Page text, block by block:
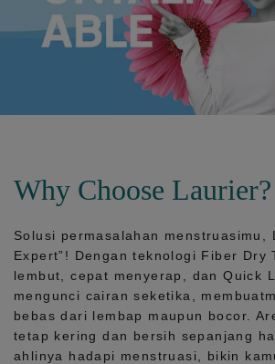
Why Choose Laurier?
Solusi permasalahan menstruasimu,
Expert”! Dengan teknologi Fiber Dry
lembut, cepat menyerap, danQuick
mengunci cairan seketika,
bebas dari lembap maupun bocor.
tetap kering dan bersih sepanjang
ahlinya hadapi menstruasi, bikin